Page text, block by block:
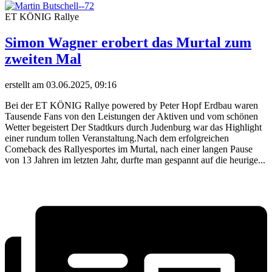
ET KÖNIG Rallye
Simon Wagner erobert das Murtal zum
zweiten Mal
erstellt am 03.06.2025, 09:16
Bei der ET KÖNIG Rallye powered by Peter Hopf Erdbau waren
Tausende Fans von den Leistungen der Aktiven und vom schönen
Wetter begeistert Der Stadtkurs durch Judenburg war das Highlight
einer rundum tollen Veranstaltung.Nach dem erfolgreichen
Comeback des Rallyesportes im Murtal, nach einer langen Pause
von 13 Jahren im letzten Jahr, durfte man gespannt auf die heurige...